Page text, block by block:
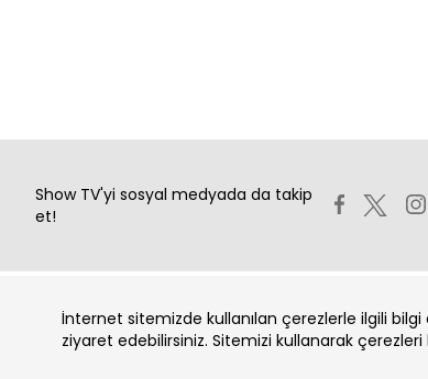
İnternet sitemizde kullanılan çerezlerle ilgili
ziyaret edebilirsiniz. Sitemizi kullanarak çerezleri
Show TV'yi sosyal medyada da takip
et!
Copyright 2026 Show Televizyon Yayıncılık A.Ş.